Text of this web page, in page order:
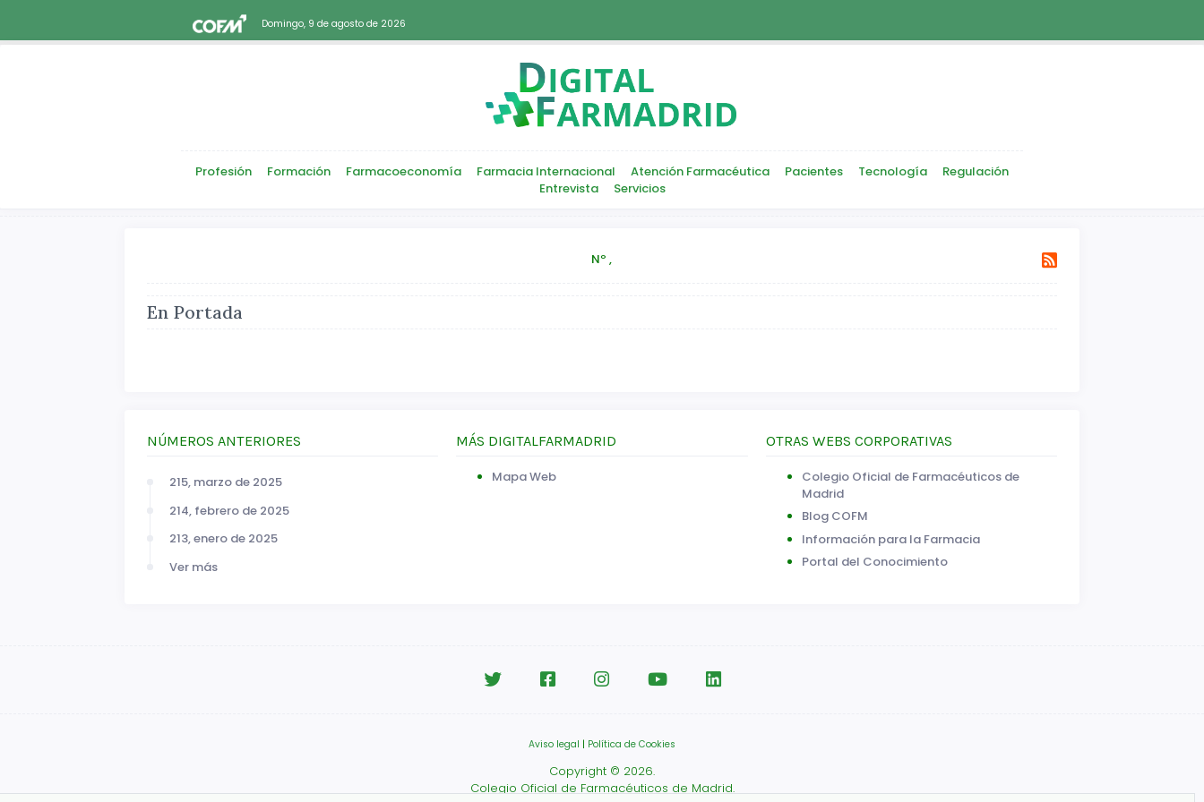
Domingo, 9 de agosto de 2026
Profesión Formación Farmacoeconomía Farmacia Internacional Atención Farmacéutica Pacientes Tecnología
Regulación
Entrevista
Servicios
Nº ,
En Portada
NÚMEROS ANTERIORES
215, marzo de 2025
214, febrero de 2025
213, enero de 2025
Ver más
MÁS DIGITALFARMADRID
Mapa Web
OTRAS WEBS CORPORATIVAS
Colegio Oficial de Farmacéuticos de
Madrid
Blog COFM
Información para la Farmacia
Portal del Conocimiento
Aviso legal | Política de Cookies
Copyright © 2026.
Colegio Oficial de Farmacéuticos de Madrid.